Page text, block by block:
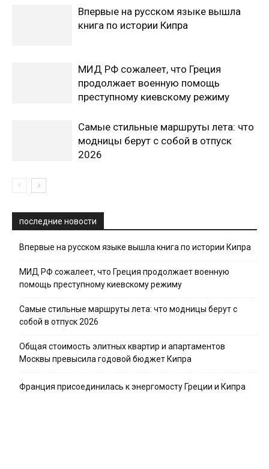
Впервые на русском языке вышла
книга по истории Кипра
МИД РФ сожалеет, что Греция
продолжает военную помощь
преступному киевскому режиму
Самые стильные маршруты лета: что
модницы берут с собой в отпуск
2026
последние новости
Впервые на русском языке вышла книга по истории Кипра
МИД РФ сожалеет, что Греция продолжает военную
помощь преступному киевскому режиму
Самые стильные маршруты лета: что модницы берут с
собой в отпуск 2026
Общая стоимость элитных квартир и апартаментов
Москвы превысила годовой бюджет Кипра
Франция присоединилась к энергомосту Греции и Кипра